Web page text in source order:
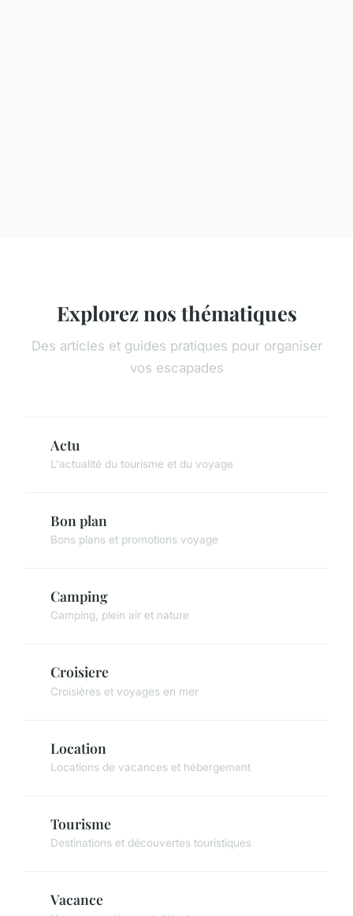
Explorez nos thématiques
Des articles et guides pratiques pour organiser
vos escapades
Actu
L'actualité du tourisme et du voyage
Bon plan
Bons plans et promotions voyage
Camping
Camping, plein air et nature
Croisiere
Croisières et voyages en mer
Location
Locations de vacances et hébergement
Tourisme
Destinations et découvertes touristiques
Vacance